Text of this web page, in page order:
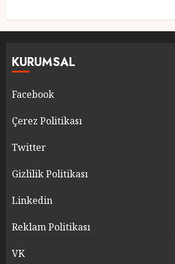
KURUMSAL
Facebook
Çerez Politikası
Twitter
Gizlilik Politikası
Linkedin
Reklam Politikası
VK